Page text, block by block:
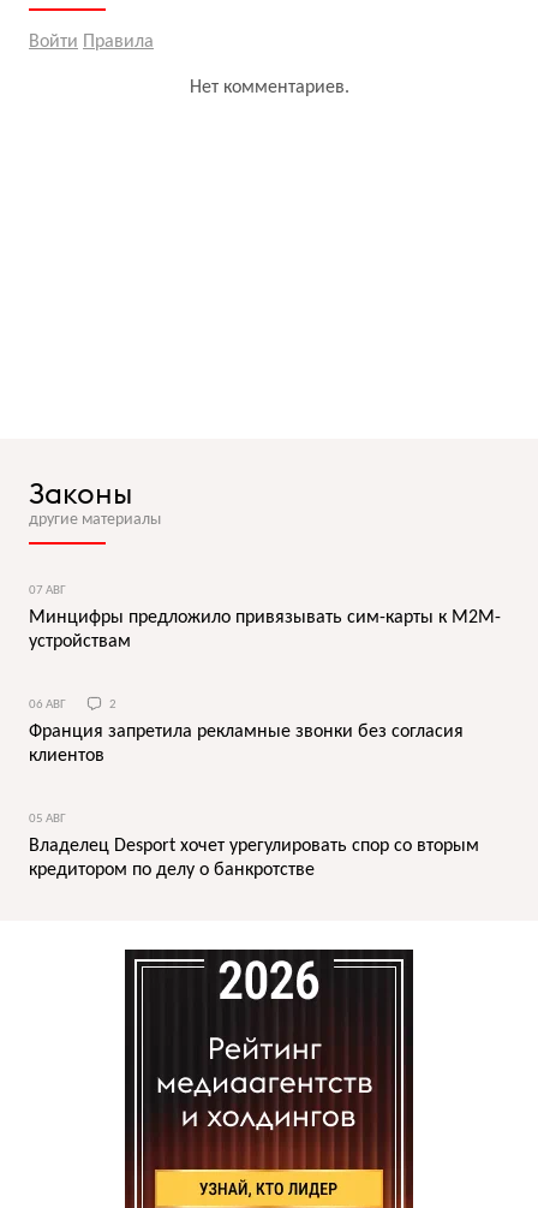
Войти Правила
Нет комментариев.
Законы
другие материалы
07 АВГ
Минцифры предложило привязывать сим-карты к M2M-
устройствам
06 АВГ 2
Франция запретила рекламные звонки без согласия
клиентов
05 АВГ
Владелец Desport хочет урегулировать спор со вторым
кредитором по делу о банкротстве